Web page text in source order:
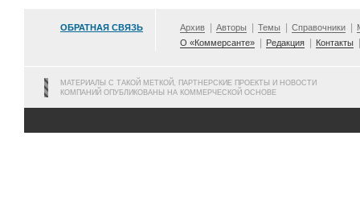
ОБРАТНАЯ СВЯЗЬ Архив Авторы Темы Справочники
О «Коммерсанте»
Редакция Контакты
МАТЕРИАЛЫ С ТАКОЙ МЕТКОЙ, ПАРТНЕРСКИЕ ПРОЕКТЫ И НОВОСТИ
КОМПАНИЙ ОПУБЛИКОВАНЫ НА КОММЕРЧЕСКОЙ ОСНОВЕ